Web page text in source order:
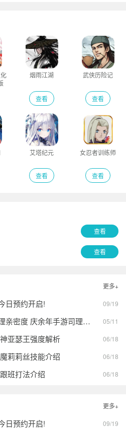
烟雨江湖
查看
武侠历险记
查看
艾塔纪元
查看
女忍者训练师
查看
查看
查看
更多+
日预约开启! 09/19
庆余年手游怎么提升司理理亲密度 庆余年手游司理理亲密度提升攻略 05/11
亚瑟王强度解析 06/18
莉莉丝技能介绍 06/18
班打法介绍 06/18
更多+
日预约开启! 09/19